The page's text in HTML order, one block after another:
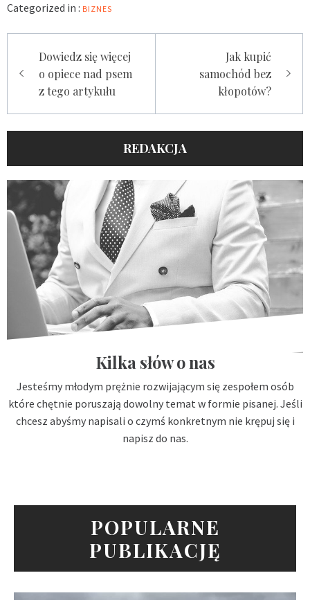
Categorized in : BIZNES
wpisuDowiedz się więcej
o opiece nad psem
z tego artykułu
Jak kupić
samochód bez
kłopotów?
REDAKCJA
Kilka słów o nas
Jesteśmy młodym prężnie rozwijającym się zespołem osób
które chętnie poruszają dowolny temat w formie pisanej. Jeśli
chcesz abyśmy napisali o czymś konkretnym nie krępuj się i
napisz do nas.
POPULARNE
PUBLIKACJĘ